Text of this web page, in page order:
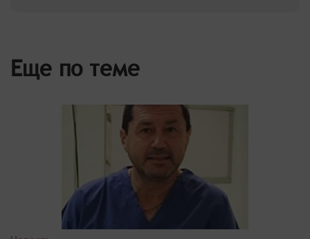
Еще по теме